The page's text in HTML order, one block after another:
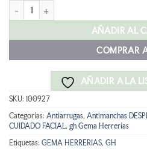
32,90 €.29,61 €.
gh AZA GZ CREMA MULTIFUNCION
AÑADIR AL
COMPRAR
AÑADIR A LA
SKU: 100927
Categorías: Antiarrugas, Antimanchas
CUIDADO FACIAL, gh Gema Herrerías
Etiquetas: GEMA HERRERIAS, GH